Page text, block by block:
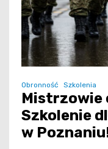
Obronność Szkolenia
Mistrzowie
Szkolenie
w